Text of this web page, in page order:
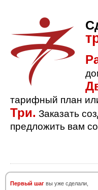
тарифный план
Три. Заказать
предложить вам
Первый шаг вы уже сделали,